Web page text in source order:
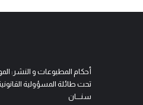
أحكام المطبوعات و النشر:
تحت طائلة المسؤولية
سنــــان